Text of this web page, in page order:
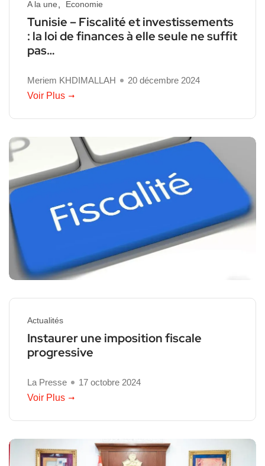
A la une Economie
Tunisie – Fiscalité et investissements
: la loi de finances à elle seule ne suffit
pas…
Meriem KHDIMALLAH
20 décembre 2024
Voir Plus
Actualités
Instaurer une imposition fiscale
progressive
La Presse
17 octobre 2024
Voir Plus